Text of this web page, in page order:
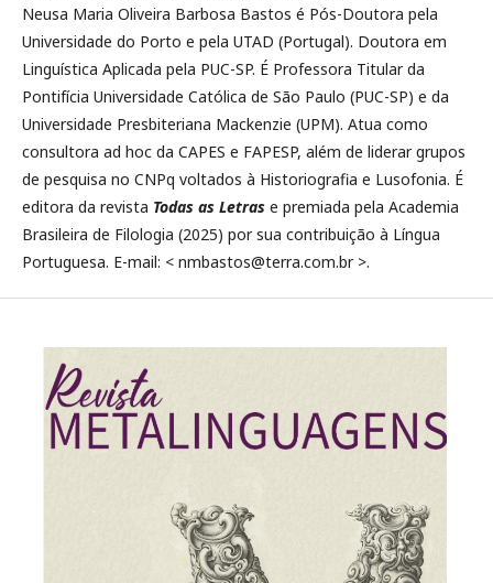
Neusa Maria Oliveira Barbosa Bastos é Pós-Doutora pela
Universidade do Porto e pela UTAD (Portugal). Doutora em
Linguística Aplicada pela PUC-SP. É Professora Titular da
Pontifícia Universidade Católica de São Paulo (PUC-SP) e da
Universidade Presbiteriana Mackenzie (UPM). Atua como
consultora ad hoc da CAPES e FAPESP, além de liderar grupos
de pesquisa no CNPq voltados à Historiografia e Lusofonia. É
editora da revista Todas as Letras e premiada pela Academia
Brasileira de Filologia (2025) por sua contribuição à Língua
Portuguesa. E-mail: < nmbastos@terra.com.br >.